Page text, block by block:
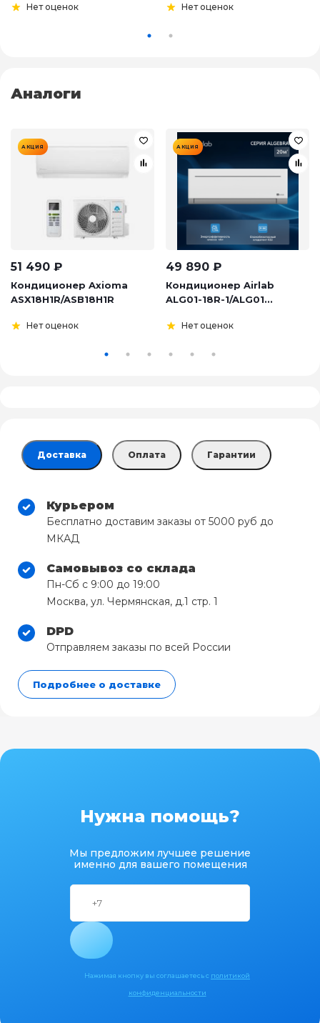
Нет оценок Нет оценок
Аналоги
АКЦИЯ
51 490 ₽
Кондиционер Axioma
ASX18H1R/ASB18H1R
Нет оценок
АКЦИЯ
49 890 ₽
Кондиционер Airlab
ALG01-18R-1/ALG01...
Нет оценок
Доставка Оплата Гарантии
Курьером
Бесплатно доставим заказы от 5000 руб до
МКАД
Самовывоз со склада
Пн-Сб с 9:00 до 19:00
Москва, ул. Чермянская, д.1 стр. 1
DPD
Отправляем заказы по всей России
Подробнее о доставке
Нужна помощь?
Мы предложим лучшее решение
именно для вашего помещения
Нажимая кнопку вы соглашаетесь с политикой
конфиденциальности